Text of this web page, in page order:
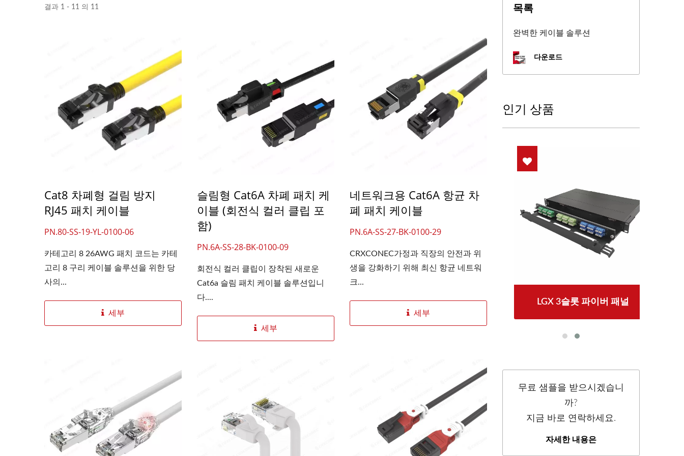
결과 1 - 11 의 11
Cat8 차폐형 걸림 방지
RJ45 패치 케이블
PN.80-SS-19-YL-0100-06
카테고리 8 26AWG 패치 코드는 카테
고리 8 구리 케이블 솔루션을 위한 당
사의...
세부
슬림형 Cat6A 차폐 패치 케
이블 (회전식 컬러 클립 포
함)
PN.6A-SS-28-BK-0100-09
회전식 컬러 클립이 장착된 새로운
Cat6a 슬림 패치 케이블 솔루션입니
다....
세부
네트워크용 Cat6A 항균 차
폐 패치 케이블
PN.6A-SS-27-BK-0100-29
CRXCONEC가정과 직장의 안전과 위
생을 강화하기 위해 최신 항균 네트워
크...
세부
목록
완벽한 케이블 솔루션
다운로드
인기 상품
4PPoE 키스톤 잭 4PPoE 키스톤 잭 LGX 3슬롯 파이버 패널
무료 샘플을 받으시겠습니
까?
지금 바로 연락하세요.
자세한 내용은